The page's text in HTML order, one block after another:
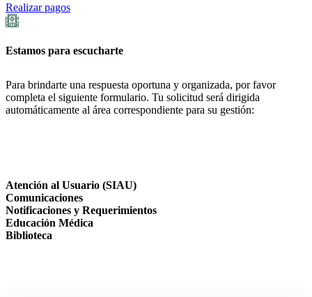
Realizar pagos
Estamos para escucharte
Para brindarte una respuesta oportuna y organizada, por favor
completa el siguiente formulario. Tu solicitud será dirigida
automáticamente al área correspondiente para su gestión:
Atención al Usuario (SIAU)
Comunicaciones
Notificaciones y Requerimientos
Educación Médica
Biblioteca